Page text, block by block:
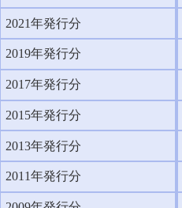
2021年発行分
2019年発行分
2017年発行分
2015年発行分
2013年発行分
2011年発行分